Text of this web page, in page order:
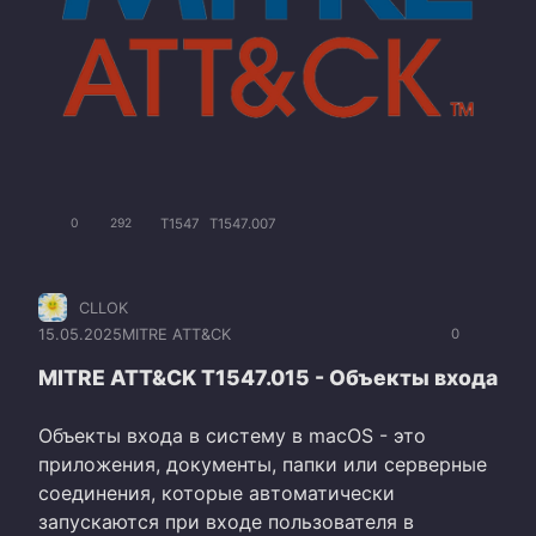
0 292 T1547 T1547.007
0
CLLOK
15.05.2025MITRE ATT&CK
MITRE ATT&CK T1547.015 - Объекты входа
Объекты входа в систему в macOS - это
приложения, документы, папки или серверные
соединения, которые автоматически
запускаются при входе пользователя в